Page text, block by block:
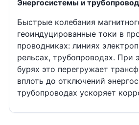
Энергосистемы и
Быстрые колебания
геоиндуцированные токи в
проводниках: линиях
рельсах, трубопроводах. При
бурях это перегружает
вплоть до отключений
трубопроводах ускоряет